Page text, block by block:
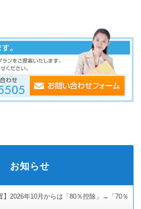
お知らせ
】2026年10月からは「80％控除」→「70％